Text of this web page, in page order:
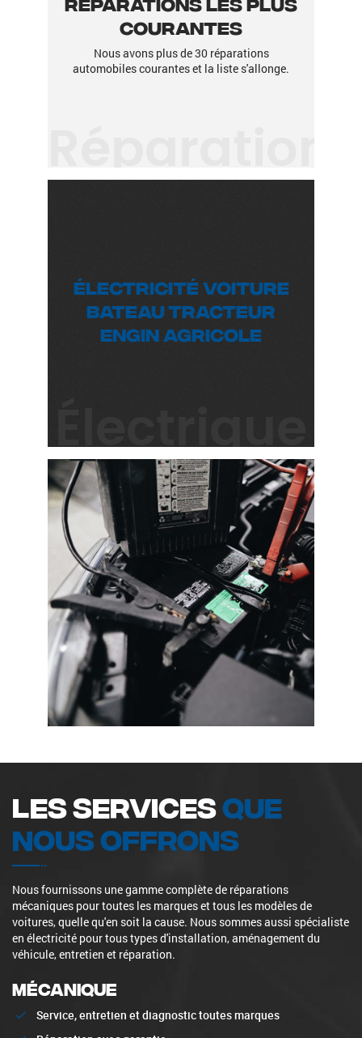
courantes
Nous avons plus de 30 réparations
automobiles courantes et la liste s'allonge.
Électricité Voiture
Bateau Tracteur
Engin agricole
Les servicesque
nous offrons
Nous fournissons une gamme complète de réparations
mécaniques pour toutes les marques et tous les modèles de
voitures, quelle qu'en soit la cause. Nous sommes aussi spécialiste
en électricité pour tous types d'installation, aménagement du
véhicule, entretien et réparation.
MÉCANIQUE
Service, entretien et diagnostic toutes marques